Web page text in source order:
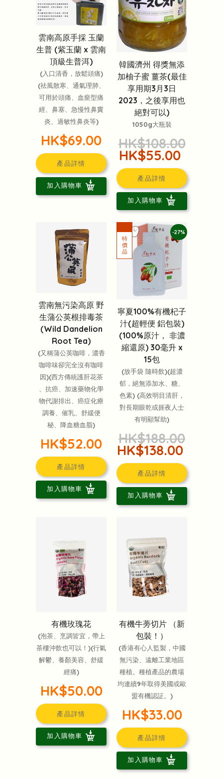
雲南高原手採 玉蘭
生普 (紫玉蘭 x 雲南
頂級生普洱)
(入口清香，放鬆頭痛)
(祛風散寒、通氣理肺、
可用於頭痛、血瘀型痛
經、鼻塞、急慢性鼻竇
炎、過敏性鼻炎等)
HK$69.00
產品詳情
加入購物車
韓國濟州 得獎無添
加柚子蜜 薑茶(最佳
享用期3月3日
2023，之後享用也
絕對可以)
1050g大瓶裝
HK$108.00
HK$55.00
產品詳情
加入購物車
雲南無污染高原 野
生蒲公英根排毒茶
(Wild Dandelion
Root Tea)
(又稱蒲公英咖啡，濃香
咖啡味卻完全沒有咖啡
因)(西方傳統護肝花茶
、抗癌、加速藥物化學
物代謝排出、癌症化療
調養、催乳、舒緩便
秘、降血糖血脂)
HK$52.00
產品詳情
加入購物車
-27%
寧夏100%有機杞子
汁(超輕便 鋁包裝)
(100%原汁， 非濃
縮還原) 30毫升 x
15包
(放手袋 隨時飲)(超濃
郁，絕無添加水、糖、
色素) (高效明目清肝，
對長期眼乾或捱夜人士
有明顯幫助)
HK$188.00
HK$138.00
產品詳情
加入購物車
有機玫瑰花
(泡茶、烹調皆宜，帶上
茶樓沖飲也可以！)(行氣
解鬱、養顏美容、舒緩
經痛)
HK$50.00
產品詳情
加入購物車
有機牛蒡切片 （新
包裝！）
(香港有心人監製，中國
無污染、遠離工業地區
種植。種植產品的農場
均連續9年取得美國或歐
盟有機認証。)
HK$33.00
產品詳情
加入購物車